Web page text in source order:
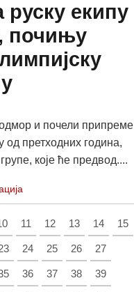
руску екипу
почињу
и почели припреме
од претходних година,
које ће предвод....
11 12 13 14 15
24 25 26 27
36 37 38 39